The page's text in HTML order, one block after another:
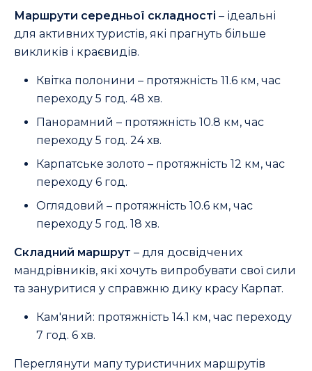
Маршрути середньої складності – ідеальні
для активних туристів, які прагнуть більше
викликів і краєвидів.
Квітка полонини – протяжність 11.6 км, час
переходу 5 год. 48 хв.
Панорамний – протяжність 10.8 км, час
переходу 5 год. 24 хв.
Карпатське золото – протяжність 12 км, час
переходу 6 год.
Оглядовий – протяжність 10.6 км, час
переходу 5 год. 18 хв.
Складний маршрут – для досвідчених
мандрівників, які хочуть випробувати свої сили
та зануритися у справжню дику красу Карпат.
Кам'яний: протяжність 14.1 км, час переходу
7 год. 6 хв.
Переглянути мапу туристичних маршрутів